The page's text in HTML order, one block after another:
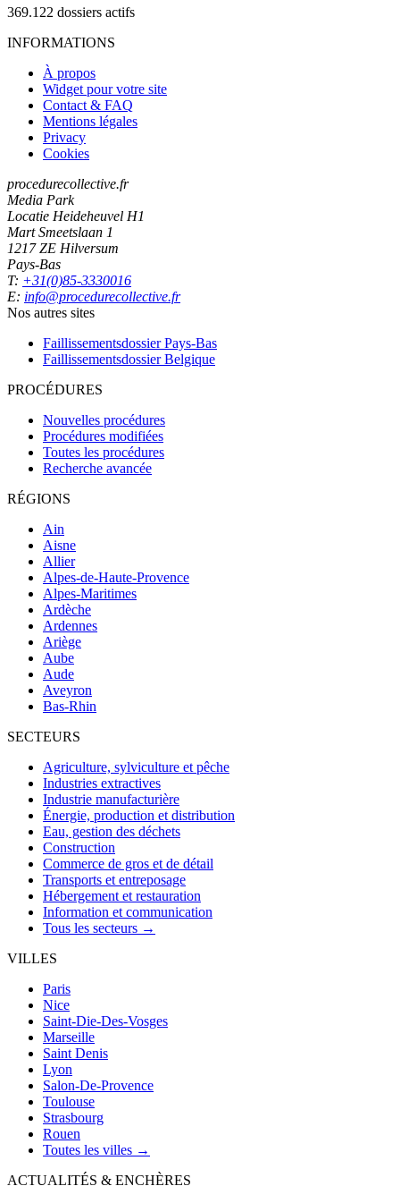
369.122 dossiers actifs
INFORMATIONS
À propos
Widget pour votre site
Contact & FAQ
Mentions légales
Privacy
Cookies
procedurecollective.fr
Media Park
Locatie Heideheuvel H1
Mart Smeetslaan 1
1217 ZE Hilversum
Pays-Bas
T: +31(0)85-3330016
E: info@procedurecollective.fr
Nos autres sites
Faillissementsdossier Pays-Bas
Faillissementsdossier Belgique
PROCÉDURES
Nouvelles procédures
Procédures modifiées
Toutes les procédures
Recherche avancée
RÉGIONS
Ain
Aisne
Allier
Alpes-de-Haute-Provence
Alpes-Maritimes
Ardèche
Ardennes
Ariège
Aube
Aude
Aveyron
Bas-Rhin
SECTEURS
Agriculture, sylviculture et pêche
Industries extractives
Industrie manufacturière
Énergie, production et distribution
Eau, gestion des déchets
Construction
Commerce de gros et de détail
Transports et entreposage
Hébergement et restauration
Information et communication
Tous les secteurs →
VILLES
Paris
Nice
Saint-Die-Des-Vosges
Marseille
Saint Denis
Lyon
Salon-De-Provence
Toulouse
Strasbourg
Rouen
Toutes les villes →
ACTUALITÉS & ENCHÈRES